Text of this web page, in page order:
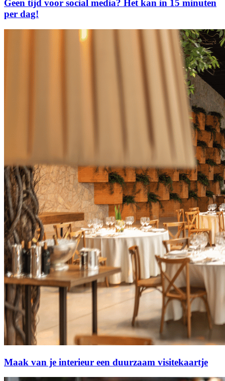
Geen tijd voor social media? Het kan in 15 minuten
per dag!
Maak van je interieur een duurzaam visitekaartje